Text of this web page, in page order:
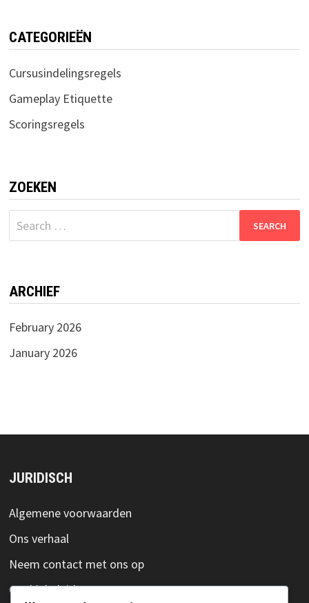
CATEGORIEËN
Cursusindelingsregels
Gameplay Etiquette
Scoringsregels
ZOEKEN
Search
for:
ARCHIEF
February 2026
January 2026
JURIDISCH
Algemene voorwaarden
Ons verhaal
Neem contact met ons op
Cookiebeleid